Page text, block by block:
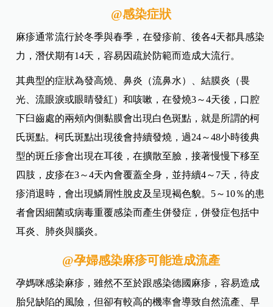
@感染症狀
麻疹通常流行於冬季與春季，在發疹前、後各4天都具感染
力，潛伏期有14天，容易因疏於防範而造成大流行。
其典型的症狀為發高燒、鼻炎（流鼻水）、結膜炎（畏
光、流眼淚或眼睛發紅）和咳嗽，在發燒3～4天後，口腔
下臼齒處的兩頰內側黏膜會出現白色斑點，就是所謂的柯
氏斑點。柯氏斑點出現後會持續發燒，過24～48小時後典
型的斑丘疹會出現在耳後，在擴散至臉，接著慢慢下移至
四肢，皮疹在3～4天內會覆蓋全身，並持續4～7天，待皮
疹消退時，會出現鱗屑性脫皮及呈現褐色貌。5～10％的患
者會因細菌或病毒重覆感染而產生併發症，併發症包括中
耳炎、肺炎與腦炎。
@孕婦感染麻疹可能造成流產
孕媽咪感染麻疹，雖然不至於跟感染德國麻疹，容易造成
胎兒缺陷的風險，但卻有較高的機率會導致自然流產、早